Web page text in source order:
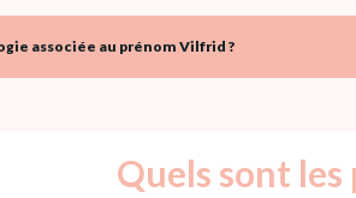
associée au prénom Vilfrid ?
Quels sont